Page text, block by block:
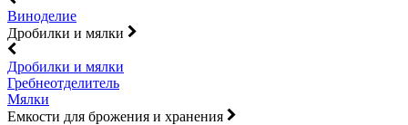
Виноделие
Дробилки и мялки
Дробилки и мялки
Гребнеотделитель
Мялки
Емкости для брожения и хранения